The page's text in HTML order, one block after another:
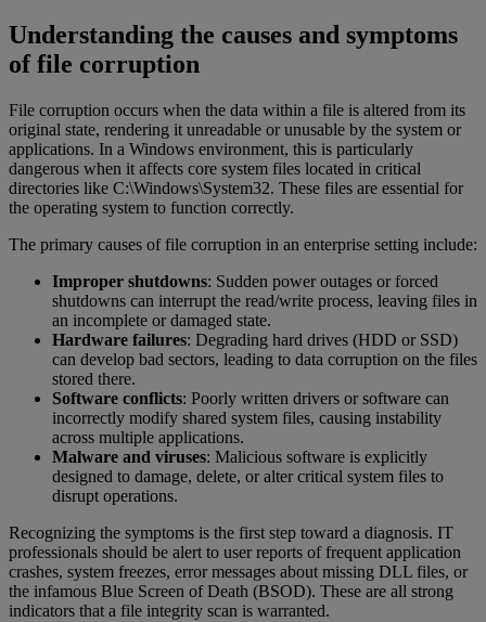
Understanding the causes and symptoms
of file corruption
File corruption occurs when the data within a file is altered from its
original state, rendering it unreadable or unusable by the system or
applications. In a Windows environment, this is particularly
dangerous when it affects core system files located in critical
directories like C:\Windows\System32. These files are essential for
the operating system to function correctly.
The primary causes of file corruption in an enterprise setting include:
Improper shutdowns: Sudden power outages or forced
shutdowns can interrupt the read/write process, leaving files in
an incomplete or damaged state.
Hardware failures: Degrading hard drives (HDD or SSD)
can develop bad sectors, leading to data corruption on the files
stored there.
Software conflicts: Poorly written drivers or software can
incorrectly modify shared system files, causing instability
across multiple applications.
Malware and viruses: Malicious software is explicitly
designed to damage, delete, or alter critical system files to
disrupt operations.
Recognizing the symptoms is the first step toward a diagnosis. IT
professionals should be alert to user reports of frequent application
crashes, system freezes, error messages about missing DLL files, or
the infamous Blue Screen of Death (BSOD). These are all strong
indicators that a file integrity scan is warranted.